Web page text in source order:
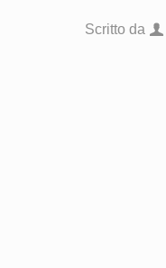
Scritto da